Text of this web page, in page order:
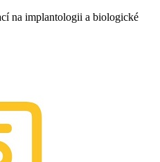
na implantologii a biologické